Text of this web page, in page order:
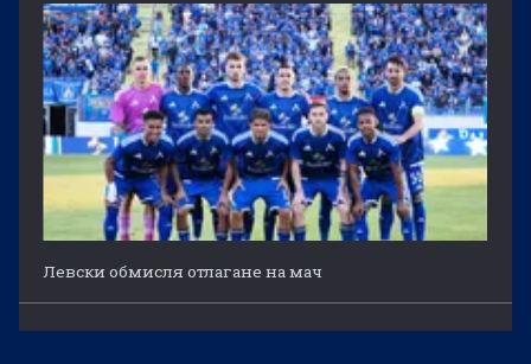
Левски обмисля отлагане на мач